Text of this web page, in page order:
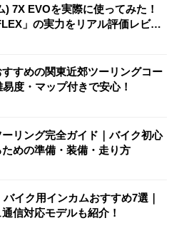
7X EVOを実際に使ってみた！
」の実力をリアル評価レビュ
すめの関東近郊ツーリングコー
度・マップ付きで安心！
リング完全ガイド｜バイク初心
めの準備・装備・走り方
バイク用インカムおすすめ7選｜
信対応モデルも紹介！